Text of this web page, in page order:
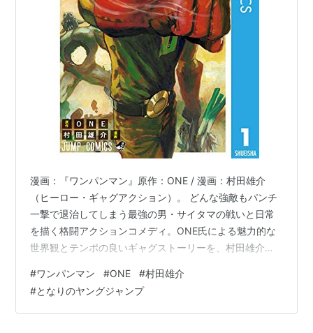
漫画：『ワンパンマン』原作：ONE / 漫画：村田雄介
（ヒーロー・ギャグアクション）。 どんな強敵もパンチ
一撃で退治してしまう最強の男・サイタマの戦いと日常
を描く格闘アクションコメディ。ONE氏による魅力的な
世界観とテンポの良いギャグストーリーを、村田雄介氏
築したリメイク版です。Web漫画サイト「となりのヤン
グジャンプ」にて大人気連載中で、世界的なヒットを記
録し続けている圧倒的人気作です。
#ワンパンマン #ONE #村田雄介
#となりのヤングジャンプ